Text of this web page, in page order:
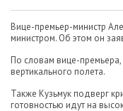
Вице-премьер-министр
министром. Об этом он
По словам вице-
вертикального полета.
Также Кузьмук подверг
готовностью идут на